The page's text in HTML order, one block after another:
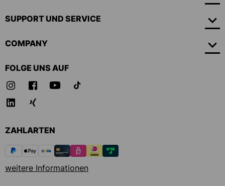
SUPPORT UND SERVICE
COMPANY
FOLGE UNS AUF
ZAHLARTEN
weitere Informationen